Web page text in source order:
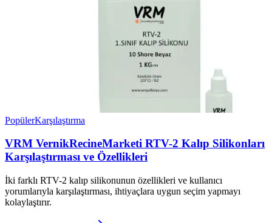
PopülerKarşılaştırma
VRM VernikRecineMarketi RTV-2 Kalıp Silikonları
Karşılaştırması ve Özellikleri
İki farklı RTV-2 kalıp silikonunun özellikleri ve kullanıcı
yorumlarıyla karşılaştırması, ihtiyaçlara uygun seçim yapmayı
kolaylaştırır.